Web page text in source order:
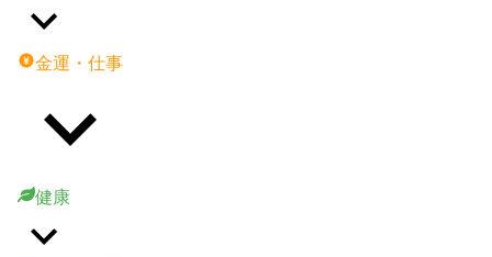
金運・仕事
健康